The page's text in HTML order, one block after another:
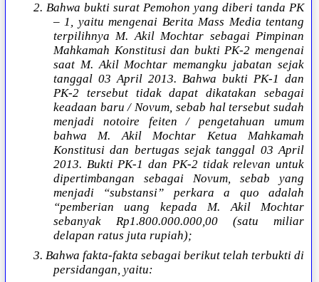
2. Bahwa bukti surat Pemohon yang diberi tanda PK
– 1, yaitu mengenai Berita Mass Media tentang
terpilihnya M. Akil Mochtar sebagai Pimpinan
Mahkamah Konstitusi dan bukti PK-2 mengenai
saat M. Akil Mochtar memangku jabatan sejak
tanggal 03 April 2013. Bahwa bukti PK-1 dan
PK-2 tersebut tidak dapat dikatakan sebagai
keadaan baru / Novum, sebab hal tersebut sudah
menjadi notoire feiten / pengetahuan umum
bahwa M. Akil Mochtar Ketua Mahkamah
Konstitusi dan bertugas sejak tanggal 03 April
2013. Bukti PK-1 dan PK-2 tidak relevan untuk
dipertimbangan sebagai Novum, sebab yang
menjadi “substansi” perkara a quo adalah
“pemberian uang kepada M. Akil Mochtar
sebanyak Rp1.800.000.000,00 (satu miliar
delapan ratus juta rupiah);
3. Bahwa fakta-fakta sebagai berikut telah terbukti di
persidangan, yaitu: